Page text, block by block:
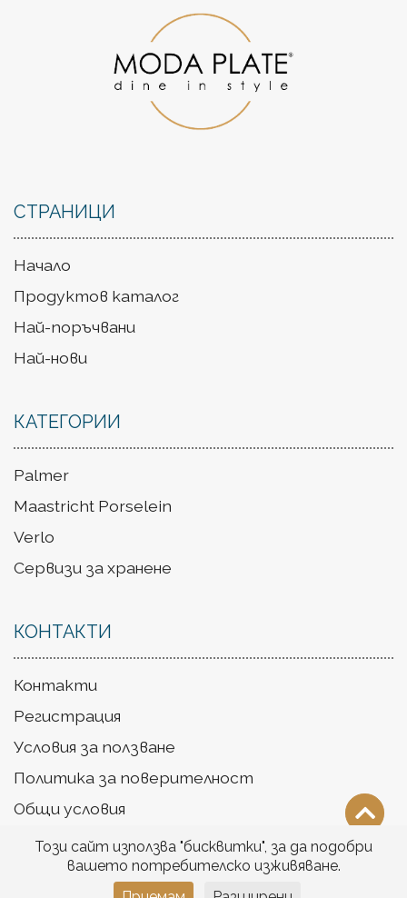
СТРАНИЦИ
Начало
Продуктов каталог
Най-поръчвани
Най-нови
КАТЕГОРИИ
Palmer
Maastricht Porselein
Verlo
Сервизи за хранене
КОНТАКТИ
Контакти
Регистрация
Условия за ползване
Политика за поверителност
Общи условия
Доставка
Този сайт използва "бисквитки", за да подобри
вашето потребителско изживяване.